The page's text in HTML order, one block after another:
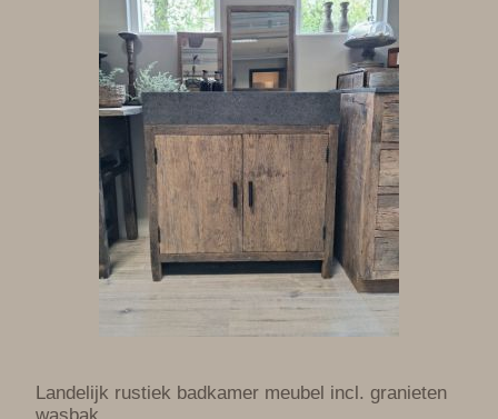
Landelijk rustiek badkamer meubel incl. granieten